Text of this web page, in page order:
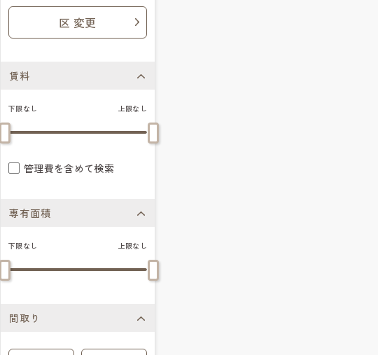
区 変更
賃料
下限なし 上限なし
管理費を含めて検索
専有面積
下限なし 上限なし
間取り